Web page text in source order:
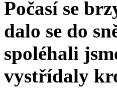
Počasí se
dalo se do
spoléhali
vystřídaly